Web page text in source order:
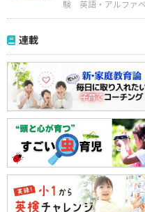
験
英語・アルファ
連載